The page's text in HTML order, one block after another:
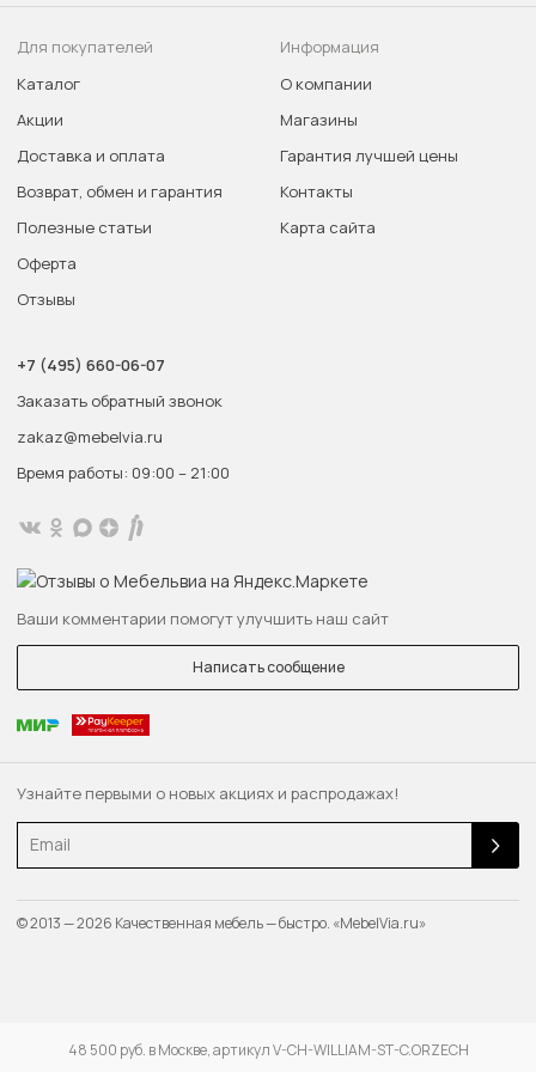
48 500 руб. в Москве, артикул V-CH-WILLIAM-ST-C.ORZECH
Узнайте первыми о новых акциях и распродажах!
Email
Для покупателей
Каталог
Акции
Доставка и оплата
Возврат, обмен и гарантия
Полезные статьи
Оферта
Отзывы
Информация
О компании
Магазины
Гарантия лучшей цены
Контакты
Карта сайта
+7 (495) 660-06-07
Заказать обратный звонок
zakaz@mebelvia.ru
Время работы: 09:00 – 21:00
Ваши комментарии помогут улучшить наш сайт
Написать сообщение
© 2013 — 2026 Качественная мебель — быстро. «MebelVia.ru»